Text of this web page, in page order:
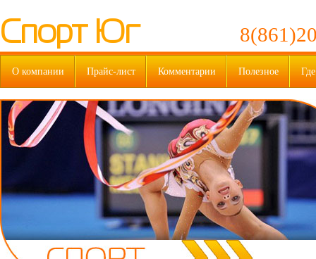
Спорт Юг
О компании Прайс-лист Комментарии Полезное